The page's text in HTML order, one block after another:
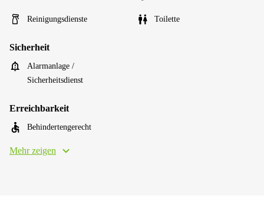
Reinigungsdienste Toilette
Sicherheit
Alarmanlage /
Sicherheitsdienst
Erreichbarkeit
Behindertengerecht
Mehr zeigen